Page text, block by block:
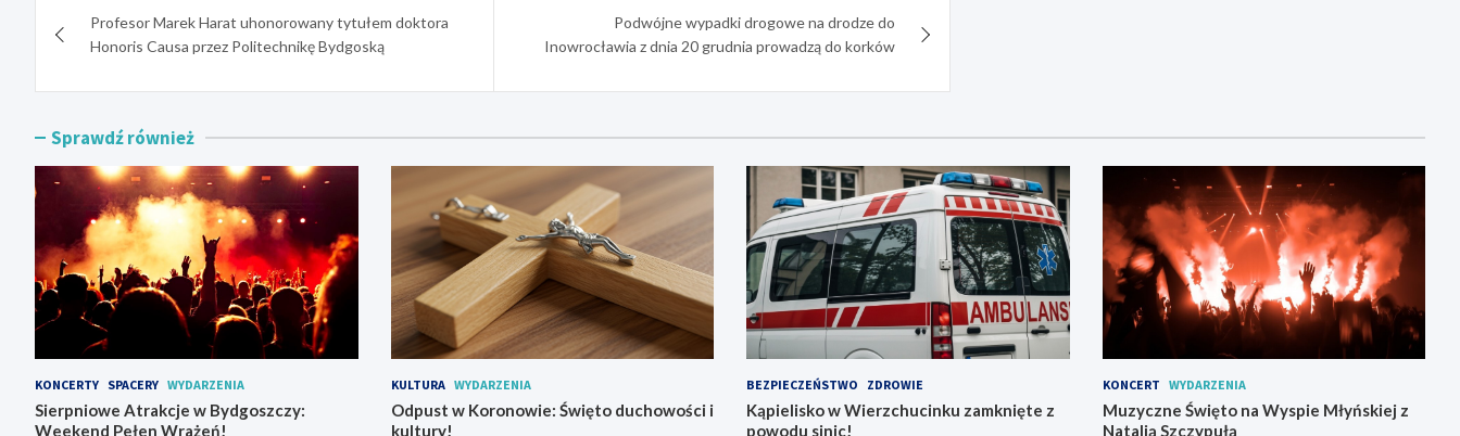
wpisuProfesor Marek Harat uhonorowany tytułem doktora
Honoris Causa przez Politechnikę Bydgoską
Podwójne wypadki drogowe na drodze do
Inowrocławia z dnia 20 grudnia prowadzą do korków
Sprawdź również
KONCERTY SPACERY WYDARZENIA
Sierpniowe Atrakcje w Bydgoszczy:
Weekend Pełen Wrażeń!
KULTURA WYDARZENIA
Odpust w Koronowie: Święto duchowości i
kultury!
BEZPIECZEŃSTWO ZDROWIE
Kąpielisko w Wierzchucinku zamknięte z
powodu sinic!
KONCERT WYDARZENIA
Muzyczne Święto na Wyspie Młyńskiej z
Natalią Szczypułą